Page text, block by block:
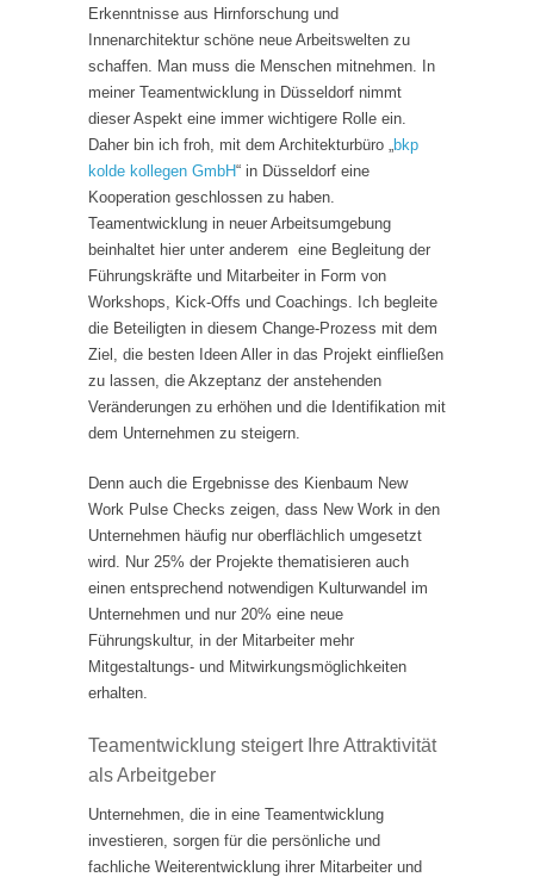
Erkenntnisse aus Hirnforschung und
Innenarchitektur schöne neue Arbeitswelten zu
schaffen. Man muss die Menschen mitnehmen. In
meiner Teamentwicklung in Düsseldorf nimmt
dieser Aspekt eine immer wichtigere Rolle ein.
Daher bin ich froh, mit dem Architekturbüro „bkp
kolde kollegen GmbH“ in Düsseldorf eine
Kooperation geschlossen zu haben.
Teamentwicklung in neuer Arbeitsumgebung
beinhaltet hier unter anderem eine Begleitung der
Führungskräfte und Mitarbeiter in Form von
Workshops, Kick-Offs und Coachings. Ich begleite
die Beteiligten in diesem Change-Prozess mit dem
Ziel, die besten Ideen Aller in das Projekt einfließen
zu lassen, die Akzeptanz der anstehenden
Veränderungen zu erhöhen und die Identifikation mit
dem Unternehmen zu steigern.
Denn auch die Ergebnisse des Kienbaum New
Work Pulse Checks zeigen, dass New Work in den
Unternehmen häufig nur oberflächlich umgesetzt
wird. Nur 25% der Projekte thematisieren auch
einen entsprechend notwendigen Kulturwandel im
Unternehmen und nur 20% eine neue
Führungskultur, in der Mitarbeiter mehr
Mitgestaltungs- und Mitwirkungsmöglichkeiten
erhalten.
Teamentwicklung steigert Ihre Attraktivität
als Arbeitgeber
Unternehmen, die in eine Teamentwicklung
investieren, sorgen für die persönliche und
fachliche Weiterentwicklung ihrer Mitarbeiter und